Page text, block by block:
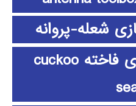
شعله-پروانه
الگوریتم جستجوی فاخته cuckoo